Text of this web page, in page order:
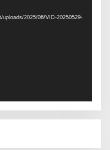
2025/06/VID-20250529-